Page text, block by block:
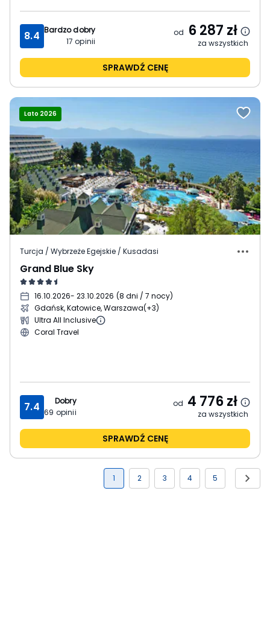
8.4 Bardzo dobry
17 opinii
od 6 287 zł
za wszystkich
SPRAWDŹ CENĘ
Lato 2026
Turcja / Wybrzeże Egejskie / Kusadasi
Grand Blue Sky
16.10.2026- 23.10.2026 (8 dni / 7 nocy)
Gdańsk, Katowice, Warszawa(+3)
Ultra All Inclusive
Coral Travel
7.4
Dobry
69 opinii
od 4 776zł
za wszystkich
SPRAWDŹ CENĘ
1 2 3 4 5